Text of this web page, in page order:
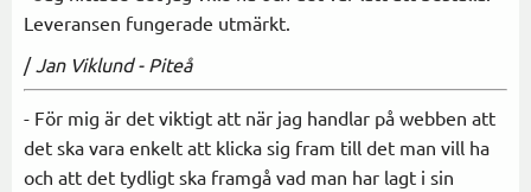
Leveransen fungerade utmärkt.
/ Jan Viklund - Piteå
- För mig är det viktigt att när jag handlar på webben att
det ska vara enkelt att klicka sig fram till det man vill ha
och att det tydligt ska framgå vad man har lagt i sin